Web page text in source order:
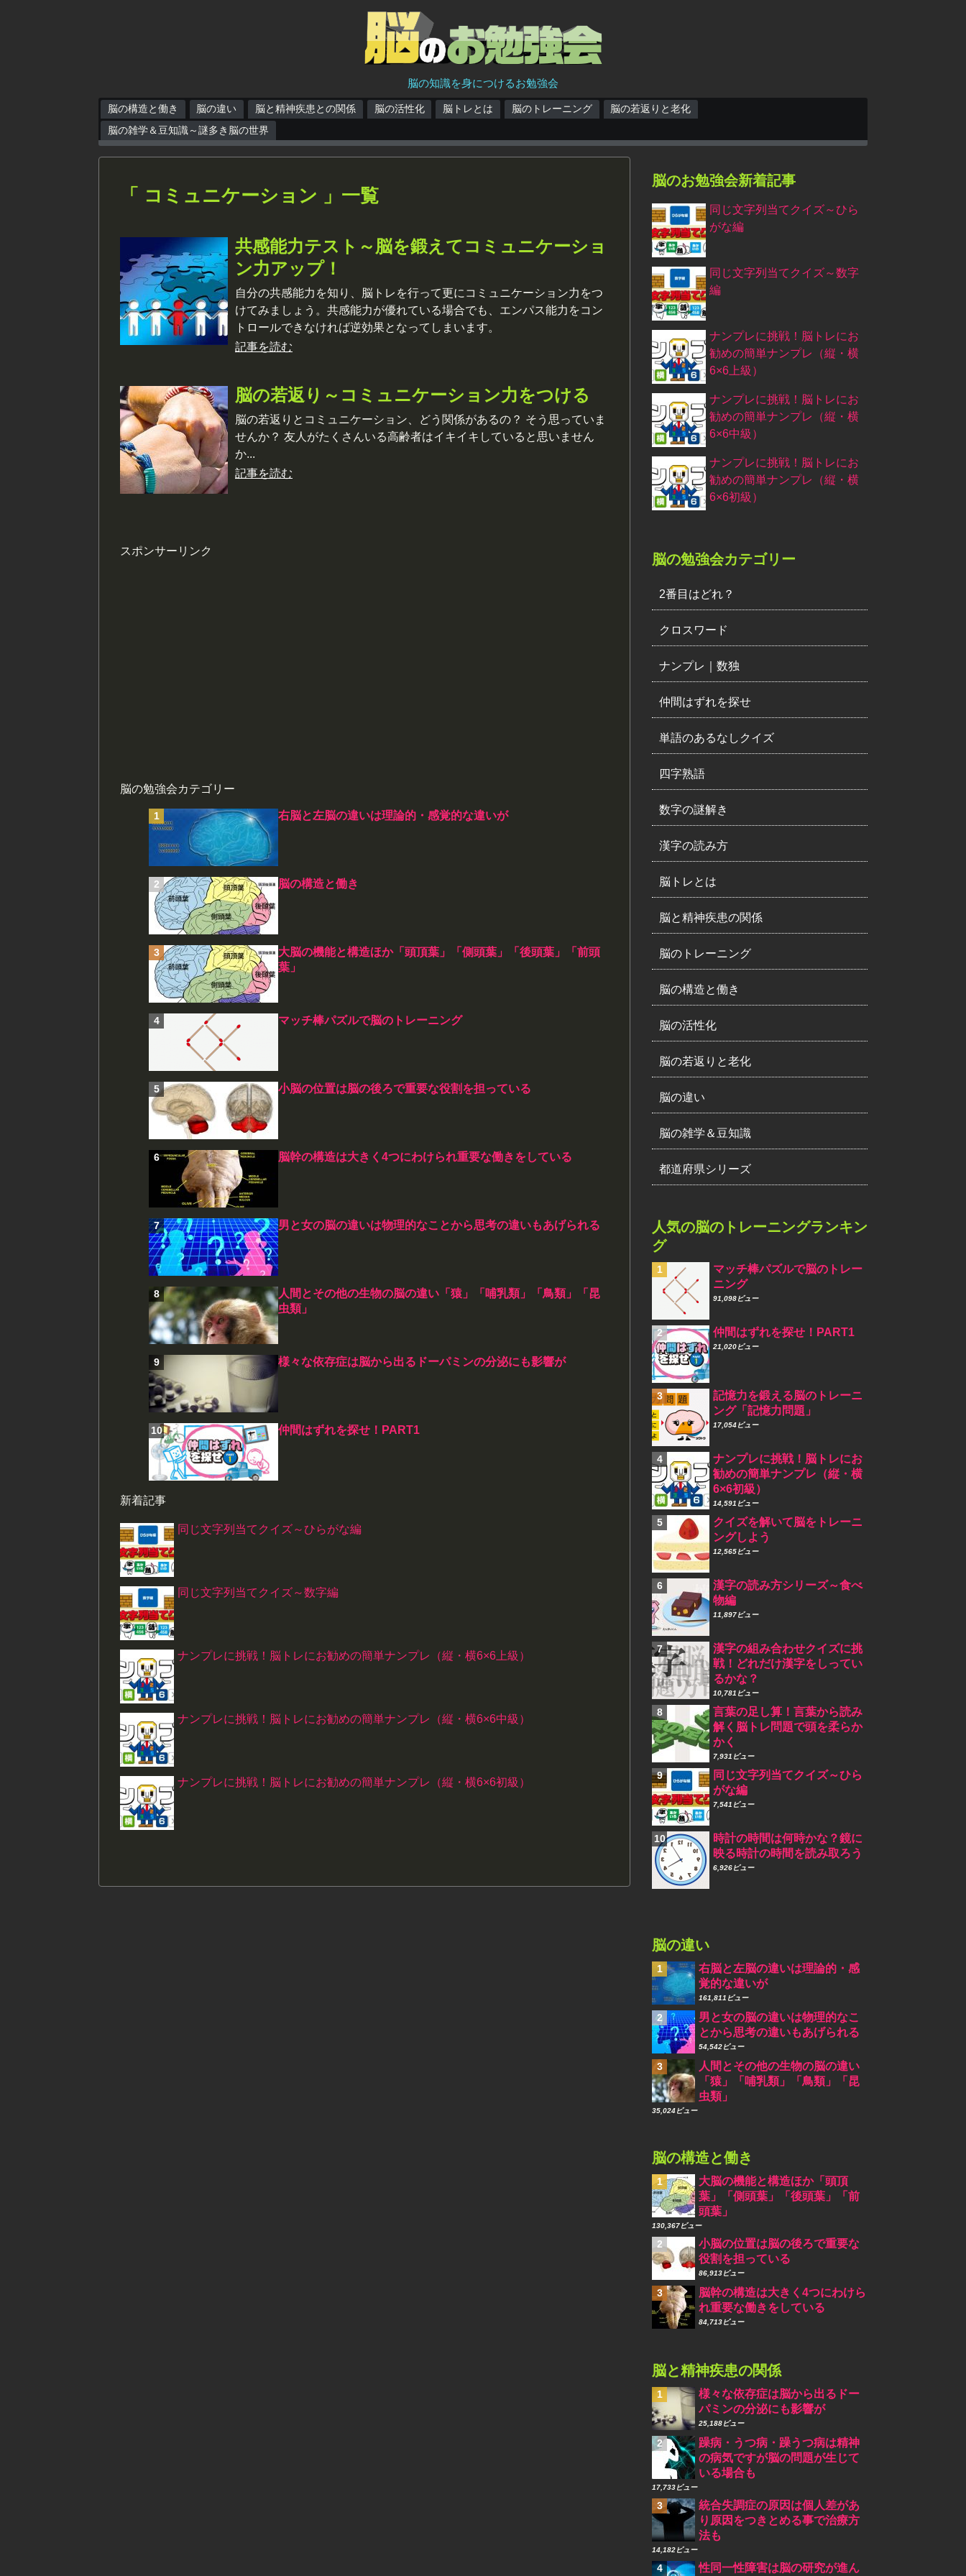
脳の知識を身につけるお勉強会
脳の構造と働き 脳の違い 脳と精神疾患との関係 脳の活性化 脳トレとは 脳のトレーニング
脳の若返りと老化
脳の雑学＆豆知識～謎多き脳の世界
「 コミュニケーション 」一覧
共感能力テスト～脳を鍛えてコミュニケーショ
ン力アップ！
自分の共感能力を知り、脳トレを行って更にコミュニケーション力をつ
けてみましょう。共感能力が優れている場合でも、エンパス能力をコン
トロールできなければ逆効果となってしまいます。
記事を読む
脳の若返り～コミュニケーション力をつける
脳の若返りとコミュニケーション、どう関係があるの？ そう思っていま
せんか？ 友人がたくさんいる高齢者はイキイキしていると思いません
か...
記事を読む
スポンサーリンク
脳の勉強会カテゴリー
右脳と左脳の違いは理論的・感覚的な違いが
脳の構造と働き
大脳の機能と構造ほか「頭頂葉」「側頭葉」「後頭葉」「前頭
葉」
マッチ棒パズルで脳のトレーニング
小脳の位置は脳の後ろで重要な役割を担っている
脳幹の構造は大きく4つにわけられ重要な働きをしている
男と女の脳の違いは物理的なことから思考の違いもあげられる
人間とその他の生物の脳の違い「猿」「哺乳類」「鳥類」「昆
虫類」
様々な依存症は脳から出るドーパミンの分泌にも影響が
仲間はずれを探せ！PART1
新着記事
同じ文字列当てクイズ～ひらがな編
同じ文字列当てクイズ～数字編
ナンプレに挑戦！脳トレにお勧めの簡単ナンプレ（縦・横6×6上級）
ナンプレに挑戦！脳トレにお勧めの簡単ナンプレ（縦・横6×6中級）
ナンプレに挑戦！脳トレにお勧めの簡単ナンプレ（縦・横6×6初級）
脳のお勉強会新着記事
同じ文字列当てクイズ～ひら
がな編
同じ文字列当てクイズ～数字
編
ナンプレに挑戦！脳トレにお
勧めの簡単ナンプレ（縦・横
6×6上級）
ナンプレに挑戦！脳トレにお
勧めの簡単ナンプレ（縦・横
6×6中級）
ナンプレに挑戦！脳トレにお
勧めの簡単ナンプレ（縦・横
6×6初級）
脳の勉強会カテゴリー
2番目はどれ？
クロスワード
ナンプレ｜数独
仲間はずれを探せ
単語のあるなしクイズ
四字熟語
数字の謎解き
漢字の読み方
脳トレとは
脳と精神疾患の関係
脳のトレーニング
脳の構造と働き
脳の活性化
脳の若返りと老化
脳の違い
脳の雑学＆豆知識
都道府県シリーズ
人気の脳のトレーニングランキン
グ
マッチ棒パズルで脳のトレー
ニング
91,098ビュー
仲間はずれを探せ！PART1
21,020ビュー
記憶力を鍛える脳のトレーニ
ング「記憶力問題」
17,054ビュー
ナンプレに挑戦！脳トレにお
勧めの簡単ナンプレ（縦・横
6×6初級）
14,591ビュー
クイズを解いて脳をトレーニ
ングしよう
12,565ビュー
漢字の読み方シリーズ～食べ
物編
11,897ビュー
漢字の組み合わせクイズに挑
戦！どれだけ漢字をしってい
るかな？
10,781ビュー
言葉の足し算！言葉から読み
解く脳トレ問題で頭を柔らか
かく
7,931ビュー
同じ文字列当てクイズ～ひら
がな編
7,541ビュー
時計の時間は何時かな？鏡に
映る時計の時間を読み取ろう
6,926ビュー
脳の違い
右脳と左脳の違いは理論的・感
覚的な違いが
161,811ビュー
男と女の脳の違いは物理的なこ
とから思考の違いもあげられる
54,542ビュー
人間とその他の生物の脳の違い
「猿」「哺乳類」「鳥類」「昆
虫類」
35,024ビュー
脳の構造と働き
大脳の機能と構造ほか「頭頂
葉」「側頭葉」「後頭葉」「前
頭葉」
130,367ビュー
小脳の位置は脳の後ろで重要な
役割を担っている
86,913ビュー
脳幹の構造は大きく4つにわけら
れ重要な働きをしている
84,713ビュー
脳と精神疾患の関係
様々な依存症は脳から出るドー
パミンの分泌にも影響が
25,188ビュー
躁病・うつ病・躁うつ病は精神
の病気ですが脳の問題が生じて
いる場合も
17,733ビュー
統合失調症の原因は個人差があ
り原因をつきとめる事で治療方
法も
14,182ビュー
性同一性障害は脳の研究が進ん